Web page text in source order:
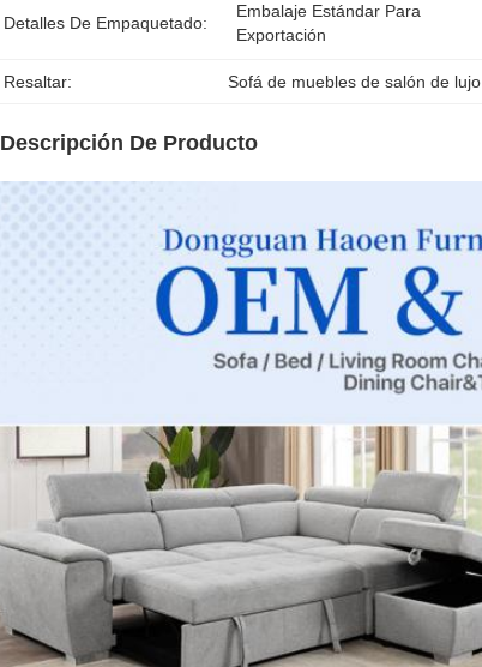
Detalles De Empaquetado:
Embalaje Estándar Para
Exportación
Resaltar: Sofá de muebles de salón de lujo
Descripción De Producto